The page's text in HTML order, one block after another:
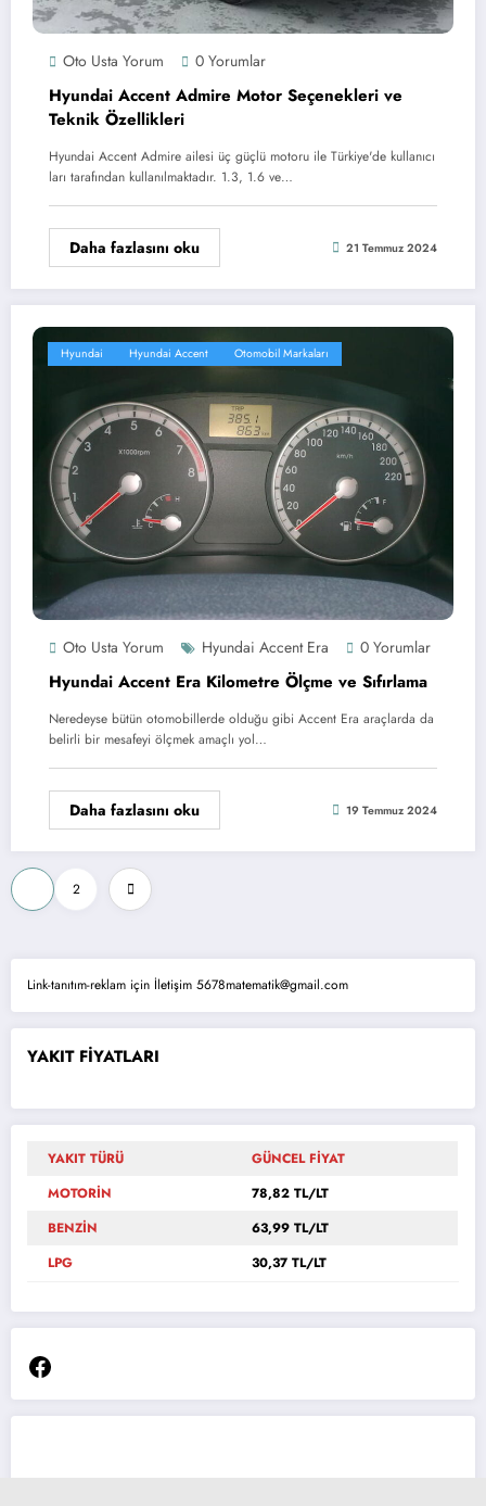
Oto Usta Yorum 0 Yorumlar
Hyundai Accent Admire Motor Seçenekleri ve
Teknik Özellikleri
Hyundai Accent Admire ailesi üç güçlü motoru ile Türkiye'de kullanıcı
ları tarafından kullanılmaktadır. 1.3, 1.6 ve…
Daha fazlasını oku 21 Temmuz 2024
Hyundai Hyundai Accent Otomobil Markaları
Oto Usta Yorum Hyundai Accent Era 0 Yorumlar
Hyundai Accent Era Kilometre Ölçme ve Sıfırlama
Neredeyse bütün otomobillerde olduğu gibi Accent Era araçlarda da
belirli bir mesafeyi ölçmek amaçlı yol…
Daha fazlasını oku 19 Temmuz 2024
Yazı
sayfalaması
2
Link-tanıtım-reklam için İletişim 5678matematik@gmail.com
YAKIT FİYATLARI
YAKIT TÜRÜ
GÜNCEL FİYAT
MOTORİN
78,82 TL/LT
BENZİN
63,99 TL/LT
LPG
30,37 TL/LT
Facebook